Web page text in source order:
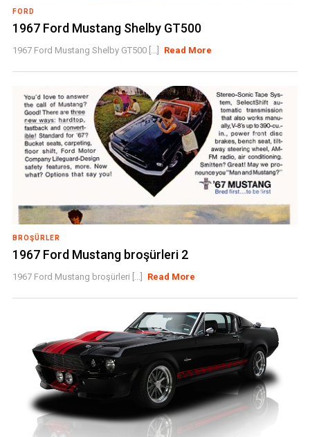
FORD
1967 Ford Mustang Shelby GT500
1967 Ford Mustang Shelby GT500 [...] Read More
BROŞÜRLER
1967 Ford Mustang broşürleri 2
1967 Ford Mustang broşürleri [...] Read More